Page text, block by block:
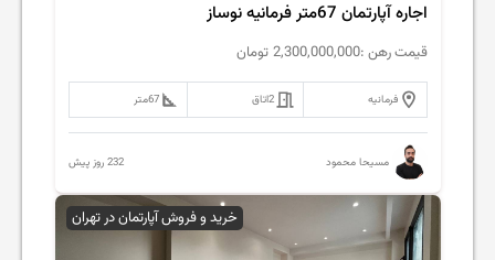
اجاره آپارتمان 67متر فرمانیه نوساز
قیمت رهن :2,300,000,000 تومان
فرمانیه 2اتاق 67متر
مسیحا محمود 232 روز پیش
خرید و فروش آپارتمان در تهران